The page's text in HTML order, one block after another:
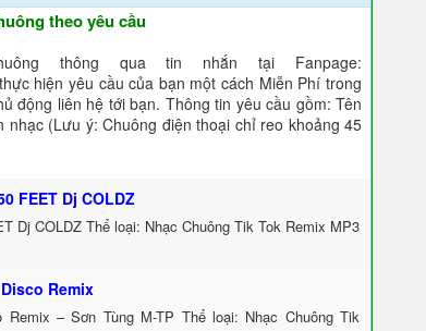
theo yêu cầu
thông qua tin nhắn tại Fanpage:
hiện yêu cầu của bạn một cách Miễn Phí trong
động liên hệ tới bạn. Thông tin yêu cầu gồm: Tên
(Lưu ý: Chuông điện thoại chỉ reo khoảng 45
FEET Dj COLDZ
Dj COLDZ Thể loại: Nhạc Chuông Tik Tok Remix MP3
Remix
– Sơn Tùng M-TP Thể loại: Nhạc Chuông Tik